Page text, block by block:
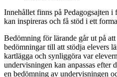
Innehållet finns på Pedagogsajten i
kan inspireras och få stöd i ett
Bedömning för lärande går ut på
bedömningar till att stödja elevers
kartlägga och synliggöra var
undervisningen kan anpassas efter
en bedömning av undervisningen